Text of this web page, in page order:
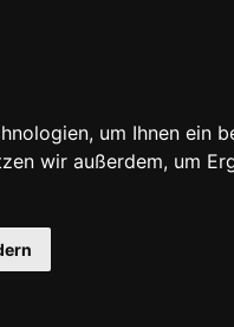
um Ihnen ein
wir außerdem, um